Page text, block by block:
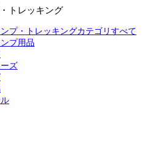
トレッキング
プ・トレッキングカテゴリすべて
プ用品
ズ